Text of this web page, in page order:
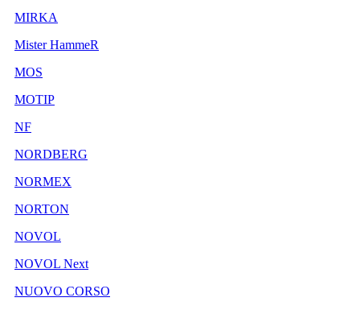
MIRKA
Mister HammeR
MOS
MOTIP
NF
NORDBERG
NORMEX
NORTON
NOVOL
NOVOL Next
NUOVO CORSO